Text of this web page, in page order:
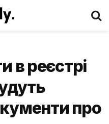
в реєстрі
про